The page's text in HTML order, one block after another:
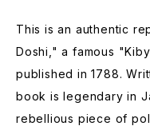
This is an authentic
Doshi," a famous
published in 1788.
book is legendary in
rebellious piece of